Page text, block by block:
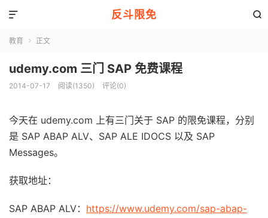
反斗限免 

教育  正文
udemy.com 三门 SAP 免费课程
2014-07-17 阅读(1350) 评论(0)
今天在 udemy.com 上有三门关于 SAP 的限免课程，分别
是 SAP ABAP ALV、SAP ALE IDOCS 以及 SAP
Messages。
获取地址：
SAP ABAP ALV： https://www.udemy.com/sap-abap-